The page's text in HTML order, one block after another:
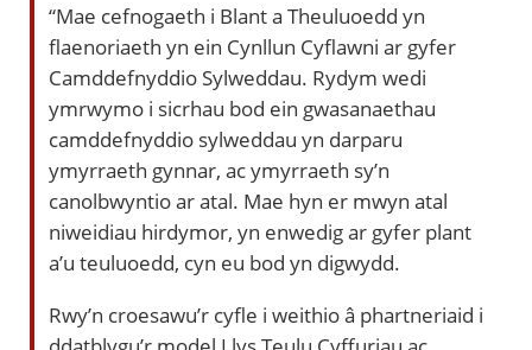
“Mae cefnogaeth i Blant a Theuluoedd yn
flaenoriaeth yn ein Cynllun Cyflawni ar gyfer
Camddefnyddio Sylweddau. Rydym wedi
ymrwymo i sicrhau bod ein gwasanaethau
camddefnyddio sylweddau yn darparu
ymyrraeth gynnar, ac ymyrraeth sy’n
canolbwyntio ar atal. Mae hyn er mwyn atal
niweidiau hirdymor, yn enwedig ar gyfer plant
a’u teuluoedd, cyn eu bod yn digwydd.
Rwy’n croesawu’r cyfle i weithio â phartneriaid i